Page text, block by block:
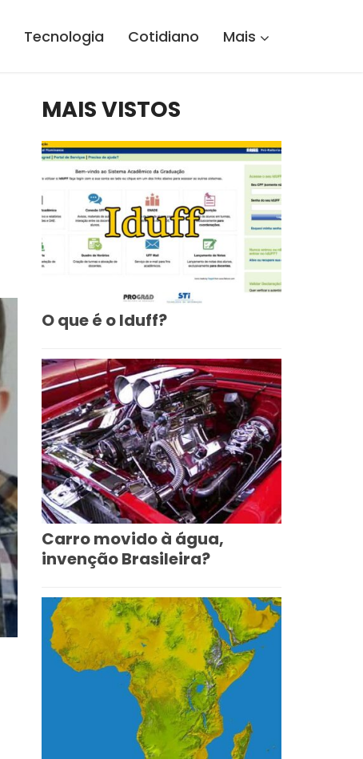
Tecnologia Cotidiano Mais
MAIS VISTOS
O que é o Iduff?
Carro movido à água,
invenção Brasileira?